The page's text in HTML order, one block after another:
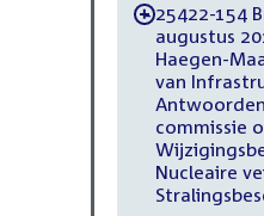
-25422-154
augustus
Haegen-
van
commissie
Nucleaire